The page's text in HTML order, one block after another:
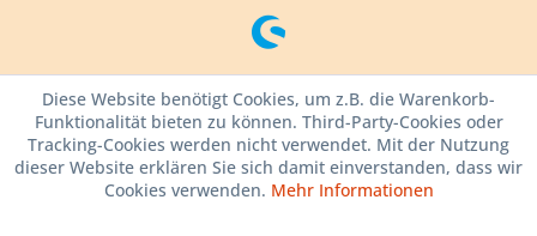
Diese Website benötigt Cookies, um z.B. die Warenkorb-
Funktionalität bieten zu können. Third-Party-Cookies oder
Tracking-Cookies werden nicht verwendet. Mit der Nutzung
dieser Website erklären Sie sich damit einverstanden, dass wir
Cookies verwenden. Mehr Informationen